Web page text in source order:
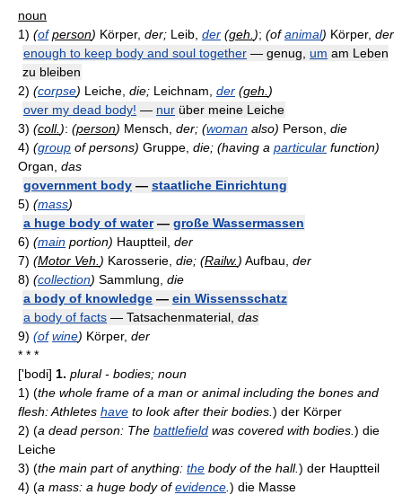
noun
1) (of person) Körper, der; Leib, der (geh. ); (ofanimal) Körper, der
enough to keep body and soul together — genug, um am Leben
zu bleiben
2) (corpse) Leiche, die; Leichnam, der (geh. )
over my dead body! — nur über meine Leiche
3) (coll. ): (person) Mensch, der; (woman also) Person, die
4) (group of persons) Gruppe, die; (having a particular function)
Organ, das
government body — staatliche Einrichtung
5) (mass)
a huge body of water— große Wassermassen
6) (main portion) Hauptteil, der
7) (Motor Veh. ) Karosserie, die; (Railw.) Aufbau, der
8) (collection) Sammlung, die
a body of knowledge — ein Wissensschatz
a body of facts — Tatsachenmaterial, das
9) (of wine) Körper, der
* * *
['bodi] 1. plural - bodies; noun
1) (the whole frame of a man or animal including the bones and
flesh: Athletes have to look after their bodies. ) der Körper
2) (a dead person: The battlefield was covered with bodies. ) die
Leiche
3) (the main part of anything: the body of the hall.) der Hauptteil
4) (a mass: a huge body ofevidence ) die Masse